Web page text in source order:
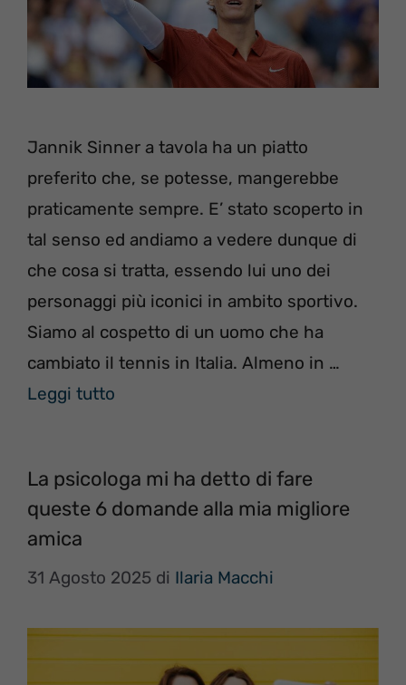
Jannik Sinner a tavola ha un piatto
preferito che, se potesse, mangerebbe
praticamente sempre. E’ stato scoperto in
tal senso ed andiamo a vedere dunque di
che cosa si tratta, essendo lui uno dei
personaggi più iconici in ambito sportivo.
Siamo al cospetto di un uomo che ha
cambiato il tennis in Italia. Almeno in …
Leggi tutto
La psicologa mi ha detto di fare
queste 6 domande alla mia migliore
amica
31 Agosto 2025 di Ilaria Macchi